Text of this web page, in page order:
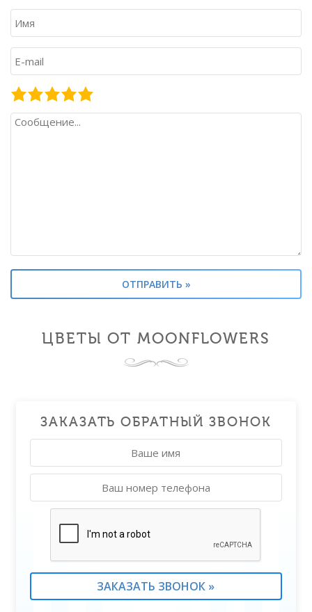
ЦВЕТЫ ОТ MOONFLOWERS
ЗАКАЗАТЬ ОБРАТНЫЙ ЗВОНОК